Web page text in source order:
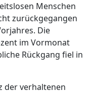
Menschen
zurückgegangen
Die
im Vormonat
Rückgang fiel in
der verhaltenen